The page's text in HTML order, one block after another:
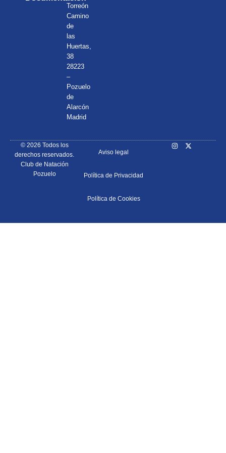
Torreón
Camino
de
las
Huertas,
38
28223
–
Pozuelo
de
Alarcón
Madrid
© 2026 Todos los
derechos reservados.
Club de Natación
Pozuelo
Aviso legal
Política de Privacidad
Política de Cookies